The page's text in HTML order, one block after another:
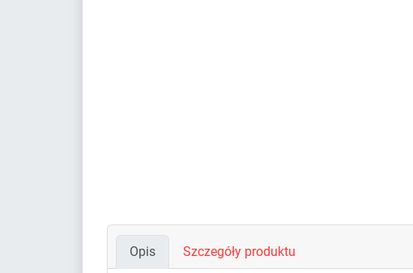
Opis Szczegóły produktu